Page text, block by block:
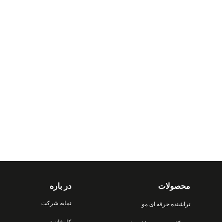
در باره
نمایه شرکت
محصولات
تراشنده حرفه ای مو